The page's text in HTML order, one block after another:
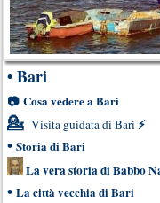
•Bari
📷 Cosa vedere a Bari
💁 Visita guidata di Bari ⚡
• Storia di Bari
La vera storia di Babbo
• La città vecchia di Bari